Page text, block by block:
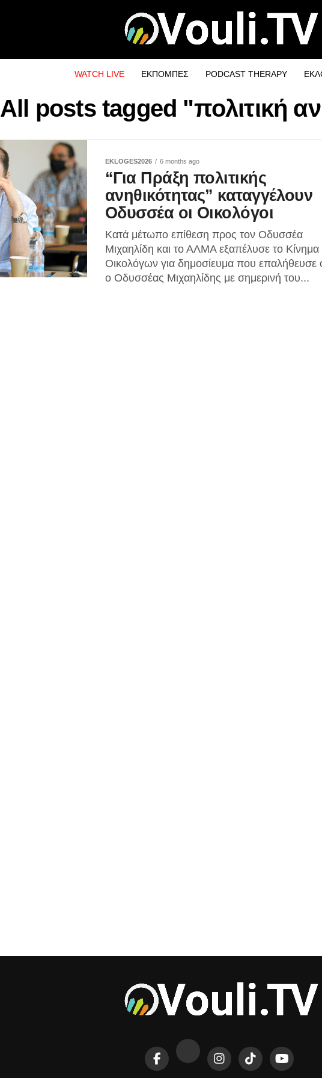
WATCH LIVE ΕΚΠΟΜΠΕΣ PODCAST THERAPY
All posts tagged "πολιτική
EKLOGES2026 6 months ago
“Για Πράξη πολιτικής
ανηθικότητας” καταγγέλουν
Οδυσσέα οι Οικολόγοι
Κατά μέτωπο επίθεση προς τον Οδυσσέα
Μιχαηλίδη και το ΑΛΜΑ εξαπέλυσε το Κίνημα
Οικολόγων για δημοσίευμα που επαλήθευσε
ο Οδυσσέας Μιχαηλίδης με σημερινή του...